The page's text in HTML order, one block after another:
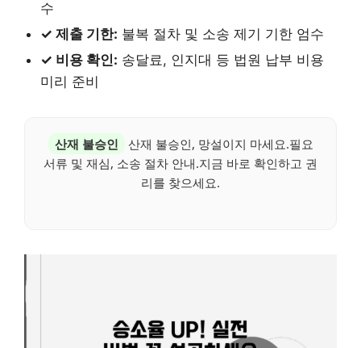
수
✓ 제출 기한: 불복 절차 및 소송 제기 기한 엄수
✓ 비용 확인: 송달료, 인지대 등 법원 납부 비용
미리 준비
산재 불승인
산재 불승인, 망설이지 마세요.필요
서류 및 재심, 소송 절차 안내.지금 바로 확인하고 권
리를 찾으세요.